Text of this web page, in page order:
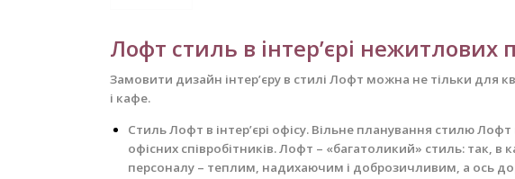
Лофт стиль в інтер’єрі
Замовити дизайн інтер’єру в стилі Лофт можна не тільки для
і кафе.
Стиль Лофт в інтер’єрі офісу. Вільне планування стилю Лофт
офісних співробітників.Лофт – «багатоликий» стиль: так, в
персоналу – теплим, надихаючим і доброзичливим, а ось